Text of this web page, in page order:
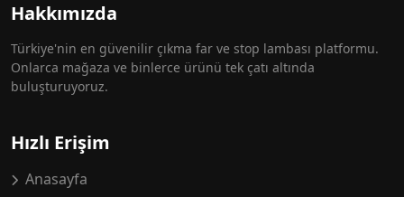
Hakkımızda
Türkiye'nin en güvenilir çıkma far ve stop lambası platformu.
Onlarca mağaza ve binlerce ürünü tek çatı altında
buluşturuyoruz.
Hızlı Erişim
Anasayfa